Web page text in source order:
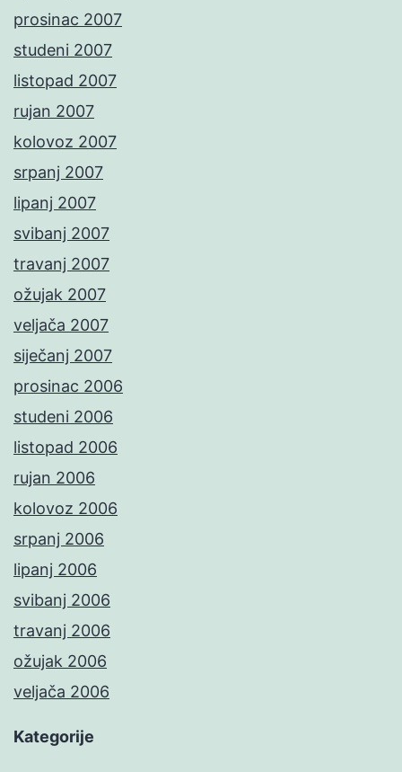
prosinac 2007
studeni 2007
listopad 2007
rujan 2007
kolovoz 2007
srpanj 2007
lipanj 2007
svibanj 2007
travanj 2007
ožujak 2007
veljača 2007
siječanj 2007
prosinac 2006
studeni 2006
listopad 2006
rujan 2006
kolovoz 2006
srpanj 2006
lipanj 2006
svibanj 2006
travanj 2006
ožujak 2006
veljača 2006
Kategorije